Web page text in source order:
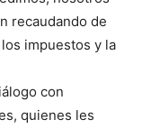
recaudando de
impuestos y la
con
quienes les